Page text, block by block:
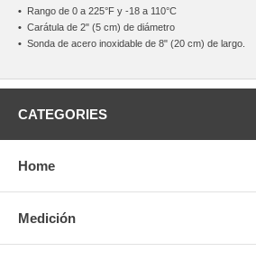
• Rango de 0 a 225°F y -18 a 110°C
• Carátula de 2" (5 cm) de diámetro
• Sonda de acero inoxidable de 8" (20 cm) de largo.
CATEGORIES
Home
Medición